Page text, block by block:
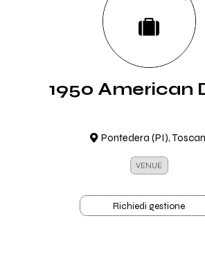
1950 American
Pontedera (PI),
VENUE
Richiedi gestione